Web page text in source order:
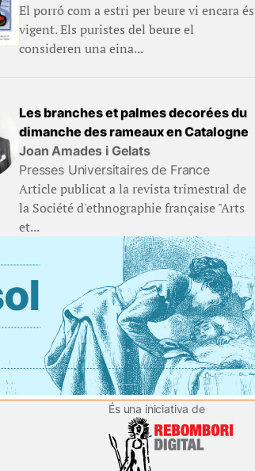
El porró com a estri per beure vi encara és
vigent. Els puristes del beure el
consideren una eina...
Les branches et palmes decorées du
dimanche des rameaux en Catalogne
Joan Amades i Gelats
Presses Universitaires de France
Article publicat a la revista trimestral de
la Société d'ethnographie française "Arts
et...
És una iniciativa de